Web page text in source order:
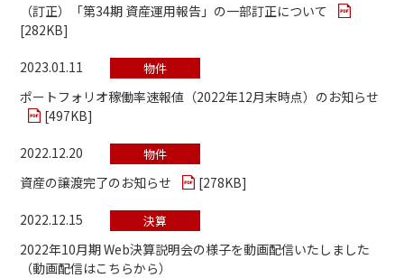
（訂正）「第34期 資産運用報告」の一部訂正について
[282KB]
2023.01.11 物件
ポートフォリオ稼働率速報値（2022年12月末時点）のお知らせ
[497KB]
2022.12.20 物件
資産の譲渡完了のお知らせ [278KB]
2022.12.15 決算
2022年10月期 Web決算説明会の様子を動画配信いたしました
（動画配信はこちらから）